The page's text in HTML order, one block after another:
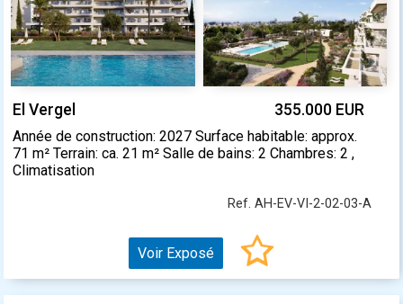
El Vergel 355.000 EUR
Année de construction: 2027 Surface habitable: approx.
71 m² Terrain: ca. 21 m² Salle de bains: 2 Chambres: 2 ,
Climatisation
Ref. AH-EV-VI-2-02-03-A
Voir Exposé